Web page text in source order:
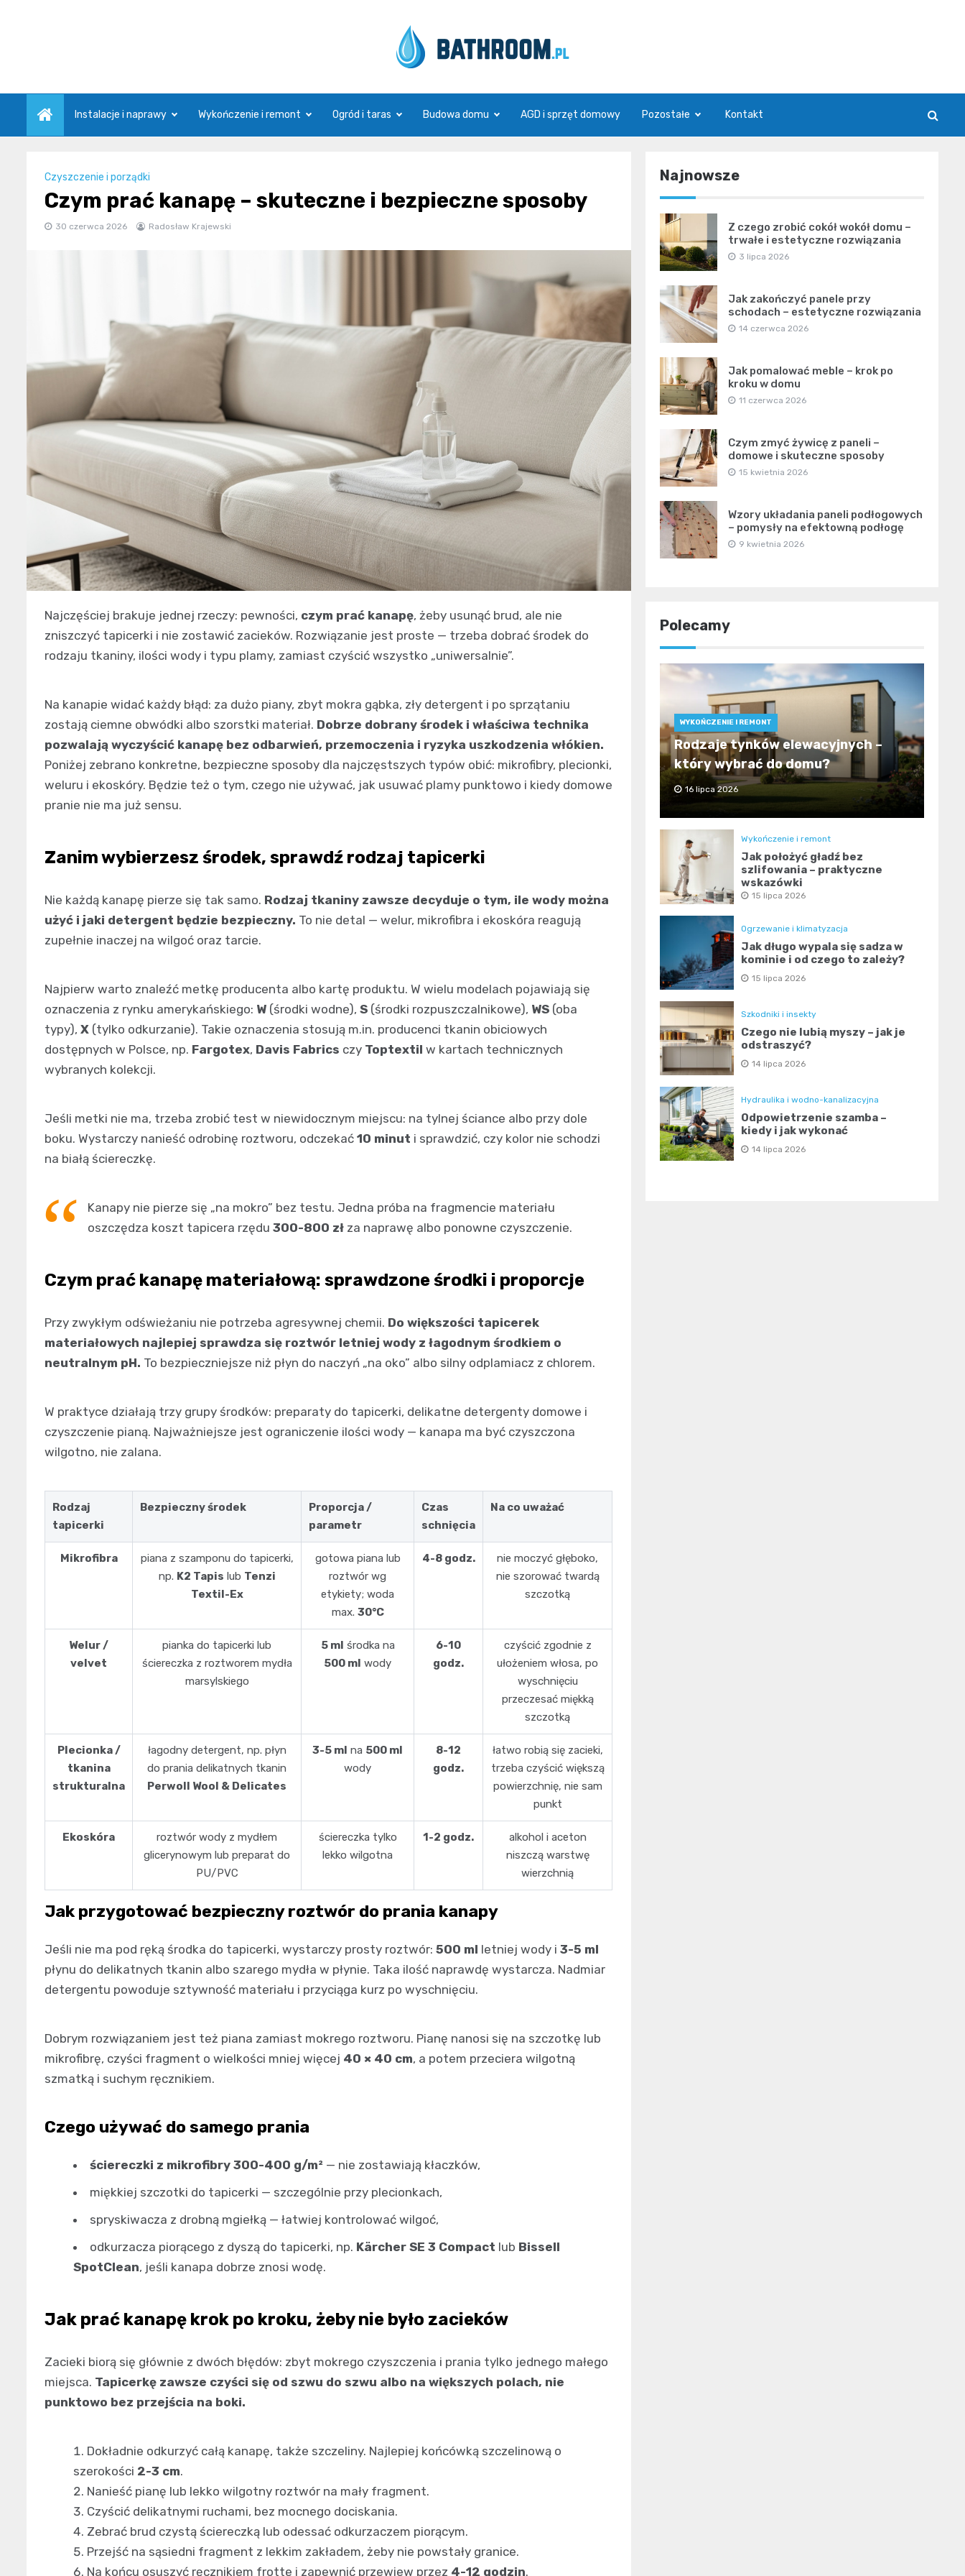
Bathroom.pl
Instalacje i naprawy Wykończenie i remont Ogród i taras Budowa domu AGD i sprzęt domowy Pozostałe Kontakt
Czyszczenie i porządki
Czym prać kanapę – skuteczne i bezpieczne sposoby
30 czerwca 2026 Radosław Krajewski
Najczęściej brakuje jednej rzeczy: pewności, czym prać kanapę, żeby usunąć brud, ale nie
zniszczyć tapicerki i nie zostawić zacieków. Rozwiązanie jest proste — trzeba dobrać środek do
rodzaju tkaniny, ilości wody i typu plamy, zamiast czyścić wszystko „uniwersalnie”.
Na kanapie widać każdy błąd: za dużo piany, zbyt mokra gąbka, zły detergent i po sprzątaniu
zostają ciemne obwódki albo szorstki materiał. Dobrze dobrany środek i właściwa technika
pozwalają wyczyścić kanapę bez odbarwień, przemoczenia i ryzyka uszkodzenia włókien.
Poniżej zebrano konkretne, bezpieczne sposoby dla najczęstszych typów obić: mikrofibry, plecionki,
weluru i ekoskóry. Będzie też o tym, czego nie używać, jak usuwać plamy punktowo i kiedy domowe
pranie nie ma już sensu.
Zanim wybierzesz środek, sprawdź rodzaj tapicerki
Nie każdą kanapę pierze się tak samo. Rodzaj tkaniny zawsze decyduje o tym, ile wody można
użyć i jaki detergent będzie bezpieczny. To nie detal — welur, mikrofibra i ekoskóra reagują
zupełnie inaczej na wilgoć oraz tarcie.
Najpierw warto znaleźć metkę producenta albo kartę produktu. W wielu modelach pojawiają się
oznaczenia z rynku amerykańskiego: W (środki wodne), S (środki rozpuszczalnikowe), WS (oba
typy), X (tylko odkurzanie). Takie oznaczenia stosują m.in. producenci tkanin obiciowych
dostępnych w Polsce, np. Fargotex, Davis Fabrics czy Toptextil w kartach technicznych
wybranych kolekcji.
Jeśli metki nie ma, trzeba zrobić test w niewidocznym miejscu: na tylnej ściance albo przy dole
boku. Wystarczy nanieść odrobinę roztworu, odczekać 10 minut i sprawdzić, czy kolor nie schodzi
na białą ściereczkę.
Kanapy nie pierze się „na mokro” bez testu. Jedna próba na fragmencie materiału
oszczędza koszt tapicera rzędu 300-800 zł za naprawę albo ponowne czyszczenie.
Czym prać kanapę materiałową: sprawdzone środki i proporcje
Przy zwykłym odświeżaniu nie potrzeba agresywnej chemii. Do większości tapicerek
materiałowych najlepiej sprawdza się roztwór letniej wody z łagodnym środkiem o
neutralnym pH. To bezpieczniejsze niż płyn do naczyń „na oko” albo silny odplamiacz z chlorem.
W praktyce działają trzy grupy środków: preparaty do tapicerki, delikatne detergenty domowe i
czyszczenie pianą. Najważniejsze jest ograniczenie ilości wody — kanapa ma być czyszczona
wilgotno, nie zalana.
Rodzaj
tapicerki
Bezpieczny środek
Proporcja /
parametr
Czas
schnięcia
Na co uważać
Mikrofibra
piana z szamponu do tapicerki,
np. K2 Tapis lub Tenzi
Textil-Ex
gotowa piana lub
roztwór wg
etykiety; woda
max. 30°C
4-8 godz.
nie moczyć głęboko,
nie szorować twardą
szczotką
Welur /
velvet
pianka do tapicerki lub
ściereczka z roztworem mydła
marsylskiego
5 ml środka na
500 ml wody
6-10
godz.
czyścić zgodnie z
ułożeniem włosa, po
wyschnięciu
przeczesać miękką
szczotką
Plecionka /
tkanina
strukturalna
łagodny detergent, np. płyn
do prania delikatnych tkanin
Perwoll Wool & Delicates
3-5 ml na 500 ml
wody
8-12
godz.
łatwo robią się zacieki,
trzeba czyścić większą
powierzchnię, nie sam
punkt
Ekoskóra
roztwór wody z mydłem
glicerynowym lub preparat do
PU/PVC
ściereczka tylko
lekko wilgotna
1-2 godz.
alkohol i aceton
niszczą warstwę
wierzchnią
Jak przygotować bezpieczny roztwór do prania kanapy
Jeśli nie ma pod ręką środka do tapicerki, wystarczy prosty roztwór: 500 ml letniej wody i 3-5 ml
płynu do delikatnych tkanin albo szarego mydła w płynie. Taka ilość naprawdę wystarcza. Nadmiar
detergentu powoduje sztywność materiału i przyciąga kurz po wyschnięciu.
Dobrym rozwiązaniem jest też piana zamiast mokrego roztworu. Pianę nanosi się na szczotkę lub
mikrofibrę, czyści fragment o wielkości mniej więcej 40 × 40 cm, a potem przeciera wilgotną
szmatką i suchym ręcznikiem.
Czego używać do samego prania
ściereczki z mikrofibry 300-400 g/m² — nie zostawiają kłaczków,
miękkiej szczotki do tapicerki — szczególnie przy plecionkach,
spryskiwacza z drobną mgiełką — łatwiej kontrolować wilgoć,
odkurzacza piorącego z dyszą do tapicerki, np. Kärcher SE 3 Compact lub Bissell
SpotClean, jeśli kanapa dobrze znosi wodę.
Jak prać kanapę krok po kroku, żeby nie było zacieków
Zacieki biorą się głównie z dwóch błędów: zbyt mokrego czyszczenia i prania tylko jednego małego
miejsca. Tapicerkę zawsze czyści się od szwu do szwu albo na większych polach, nie
punktowo bez przejścia na boki.
Dokładnie odkurzyć całą kanapę, także szczeliny. Najlepiej końcówką szczelinową o
szerokości 2-3 cm.
Nanieść pianę lub lekko wilgotny roztwór na mały fragment.
Czyścić delikatnymi ruchami, bez mocnego dociskania.
Zebrać brud czystą ściereczką lub odessać odkurzaczem piorącym.
Przejść na sąsiedni fragment z lekkim zakładem, żeby nie powstały granice.
Na końcu osuszyć ręcznikiem frotte i zapewnić przewiew przez 4-12 godzin.
Najnowsze
Z czego zrobić cokół wokół domu –
trwałe i estetyczne rozwiązania
3 lipca 2026
Jak zakończyć panele przy
schodach – estetyczne rozwiązania
14 czerwca 2026
Jak pomalować meble – krok po
kroku w domu
11 czerwca 2026
Czym zmyć żywicę z paneli –
domowe i skuteczne sposoby
15 kwietnia 2026
Wzory układania paneli podłogowych
– pomysły na efektowną podłogę
9 kwietnia 2026
Polecamy
WYKOŃCZENIE I REMONT
Rodzaje tynków elewacyjnych –
który wybrać do domu?
16 lipca 2026
Wykończenie i remont
Jak położyć gładź bez
szlifowania – praktyczne
wskazówki
15 lipca 2026
Ogrzewanie i klimatyzacja
Jak długo wypala się sadza w
kominie i od czego to zależy?
15 lipca 2026
Szkodniki i insekty
Czego nie lubią myszy – jak je
odstraszyć?
14 lipca 2026
Hydraulika i wodno-kanalizacyjna
Odpowietrzenie szamba –
kiedy i jak wykonać
14 lipca 2026